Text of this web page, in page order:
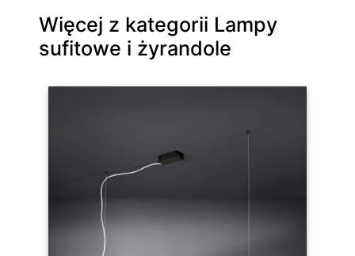
Więcej z kategorii Lampy
sufitowe i żyrandole